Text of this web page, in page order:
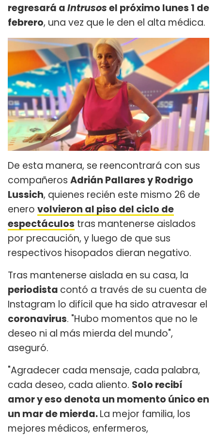
regresará aIntrusosel próximo lunes 1 de
febrero, una vez que le den el alta médica.
De esta manera, se reencontrará con sus
compañeros Adrián Pallares y Rodrigo
Lussich, quienes recién este mismo 26 de
enero volvieron al piso del ciclo de
espectáculos tras mantenerse aislados
por precaución, y luego de que sus
respectivos hisopados dieran negativo.
Tras mantenerse aislada en su casa, la
periodista contó a través de su cuenta de
Instagram lo difícil que ha sido atravesar el
coronavirus. "Hubo momentos que no le
deseo ni al más mierda del mundo",
aseguró.
"Agradecer cada mensaje, cada palabra,
cada deseo, cada aliento. Solo recibí
amor y eso denota un momento único en
un mar de mierda.La mejor familia, los
mejores médicos, enfermeros,